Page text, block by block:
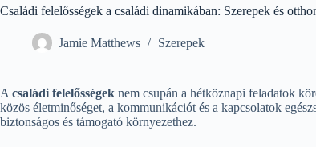
Családi felelősségek a családi dinamikában: Szerepek és
Jamie Matthews Szerepek
A családi felelősségek nem csupán a hétköznapi feladatok
közös életminőséget, a kommunikációt és a kapcsolatok
biztonságos és támogató környezethez.